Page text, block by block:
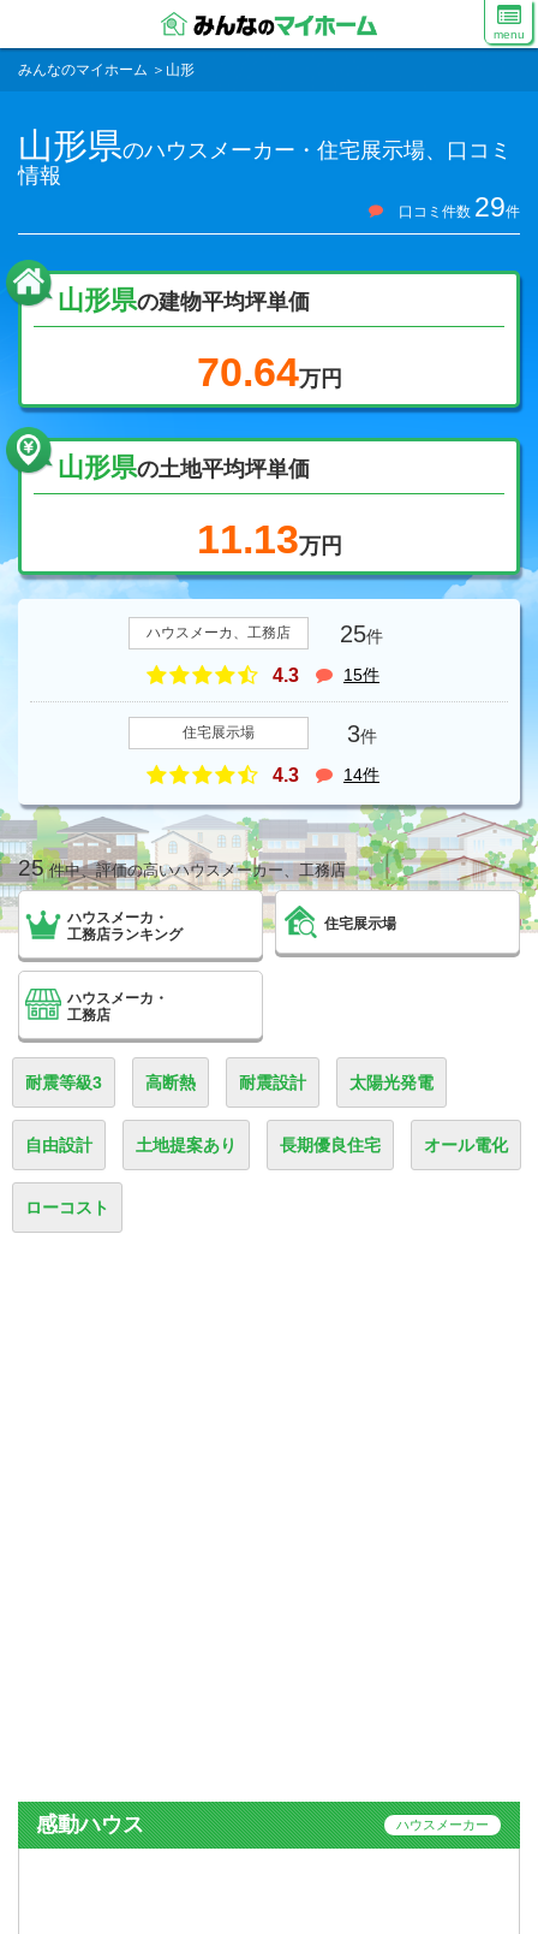
menu
みんなのマイホーム ＞ 山形
山形県のハウスメーカー・住宅展示場、口コミ
情報
口コミ件数 29件
山形県の建物平均坪単価
70.64万円
山形県の土地平均坪単価
11.13万円
ハウスメーカ、工務店 25件
4.3 15件
住宅展示場 3件
4.3 14件
25件中、評価の高いハウスメーカー、工務店
ハウスメーカ・
工務店ランキング
住宅展示場
ハウスメーカ・
工務店
耐震等級3 高断熱 耐震設計 太陽光発電
自由設計 土地提案あり 長期優良住宅 オール電化
ローコスト
感動ハウス ハウスメーカー